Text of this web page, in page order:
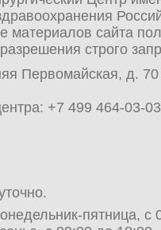
материалов сайта
строго
Первомайская, д.
+7 499 464-03-03
пятница, с